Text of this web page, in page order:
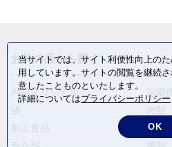
お礼の品から探す
ANAオリジナル
旅行
当サイトでは、サイト利便性向上の
用しています。サイトの閲覧を継続
意したことものといたします。
詳細についてはプライバシーポリシー
OK